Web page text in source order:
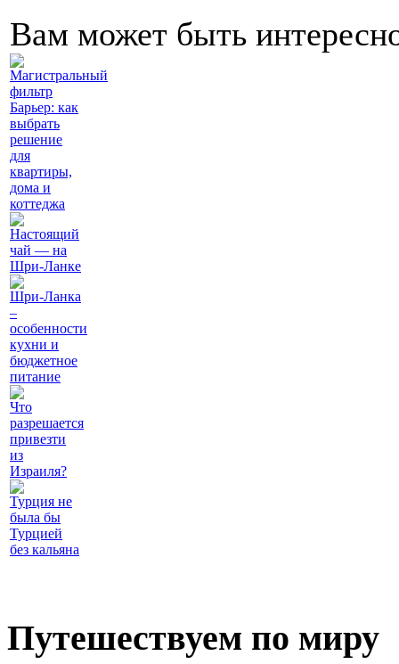
Вам может быть
Магистральный
фильтр
Барьер: как
выбрать
решение
для
квартиры,
дома и
коттеджа
Настоящий
чай — на
Шри-Ланке
Шри-Ланка
–
особенности
кухни и
бюджетное
питание
Что
разрешается
привезти
из
Израиля?
Турция не
была бы
Турцией
без кальяна
Путешествуем по миру